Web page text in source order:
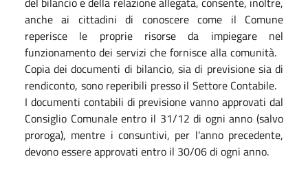
anche ai cittadini di conoscere come il Comune
reperisce le proprie risorse da impiegare nel
funzionamento dei servizi che fornisce alla comunità.
Copia dei documenti di bilancio, sia di previsione sia di
rendiconto, sono reperibili presso il Settore Contabile.
I documenti contabili di previsione vanno approvati dal
Consiglio Comunale entro il 31/12 di ogni anno (salvo
proroga), mentre i consuntivi, per l'anno precedente,
devono essere approvati entro il 30/06 di ogni anno.